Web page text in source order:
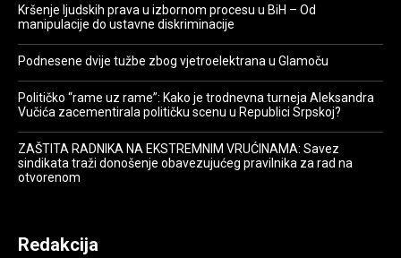
Kršenje ljudskih prava u izbornom procesu u BiH – Od
manipulacije do ustavne diskriminacije
Podnesene dvije tužbe zbog vjetroelektrana u Glamoču
Političko “rame uz rame”: Kako je trodnevna turneja Aleksandra
Vučića zacementirala političku scenu u Republici Srpskoj?
ZAŠTITA RADNIKA NA EKSTREMNIM VRUĆINAMA: Savez
sindikata traži donošenje obavezujućeg pravilnika za rad na
otvorenom
Redakcija